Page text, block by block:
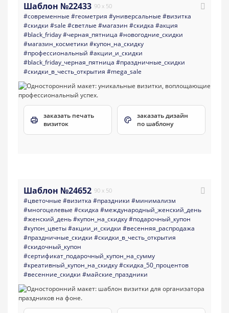
Шаблон №22433 90 x 50
#современные #геометрия #универсальные #визитка
#скидки #sale #светлые #магазин #скидка #акция
#black_friday#черная_пятница #новогодние_скидки
#магазин_косметики #купон_на_скидку
#профессиональный #акции_и_скидки
#black_friday_черная_пятница #праздничные_скидки
#скидки_в_честь_открытия #mega_sale
заказать печать
визиток
заказать дизайн
по шаблону
Шаблон №24652 90 x 50
#цветочные #визитка #праздники #минимализм
#многоцелевые #скидка #международный_женский_день
#женский_день#купон_на_скидку#подарочный_купон
#купон_цветы#акции_и_скидки #весенняя_распродажа
#праздничные_скидки #скидки_в_честь_открытия
#скидочный_купон
#сертификат_подарочный_купон_на_сумму
#креативный_купон_на_скидку#скидка_50_процентов
#весенние_скидки #майские_праздники